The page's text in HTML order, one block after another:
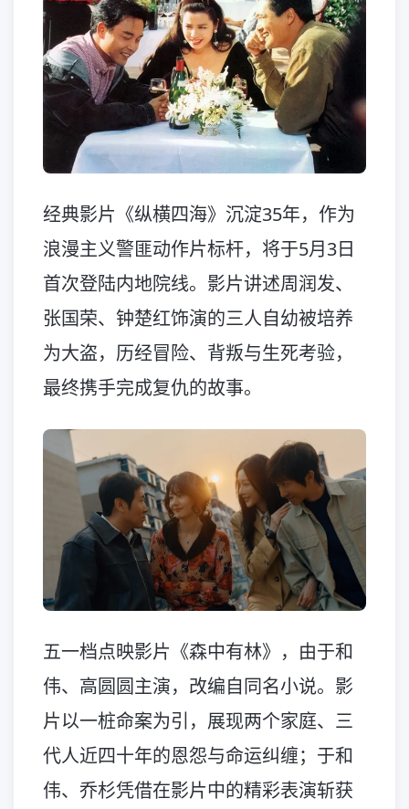
经典影片《纵横四海》沉淀35年，作为
浪漫主义警匪动作片标杆，将于5月3日
首次登陆内地院线。影片讲述周润发、
张国荣、钟楚红饰演的三人自幼被培养
为大盗，历经冒险、背叛与生死考验，
最终携手完成复仇的故事。
五一档点映影片《森中有林》，由于和
伟、高圆圆主演，改编自同名小说。影
片以一桩命案为引，展现两个家庭、三
代人近四十年的恩怨与命运纠缠；于和
伟、乔杉凭借在影片中的精彩表演斩获